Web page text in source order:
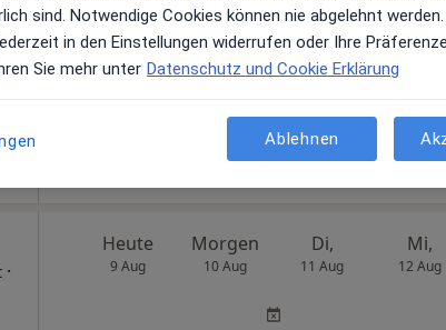
Online-Terminbuchung nicht verfügbar
Telefonnummer anzeigen
·
Heute
9 Aug
Morgen
10 Aug
Di,
11 Aug
Mi,
12 Aug
sind. Notwendige Cookies können nie abgelehnt werden.
in den Einstellungen widerrufen oder Ihre
Sie mehr unter Datenschutz und Cookie Erklärung
Ablehnen